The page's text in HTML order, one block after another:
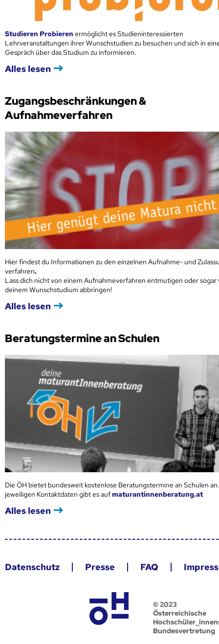
Studieren Probieren ermöglicht es Studieninteressierten
Lehrveranstaltungen ihrer Wunschstudien zu besuchen und sich in
Gespräch über das Studium zu informieren.
Alles lesen
Zugangsbeschränkungen &
Aufnahmeverfahren
Hier findest du Informationen zu den einzelnen Aufnahme- und
verfahren.
Lass dich nicht von einem Aufnahmeverfahren entmutigen oder sogar
deinem Wunschstudium abbringen!
Alles lesen
Beratungstermine an Schulen
Die ÖH bietet bundesweit kostenlose Beratungstermine an Schulen
jeweiligen Kontaktdaten gibt es aufmaturantinnenberatung.at
Alles lesen
Datenschutz Presse FAQ
© 2023
Österreichische
Bundesvertretung